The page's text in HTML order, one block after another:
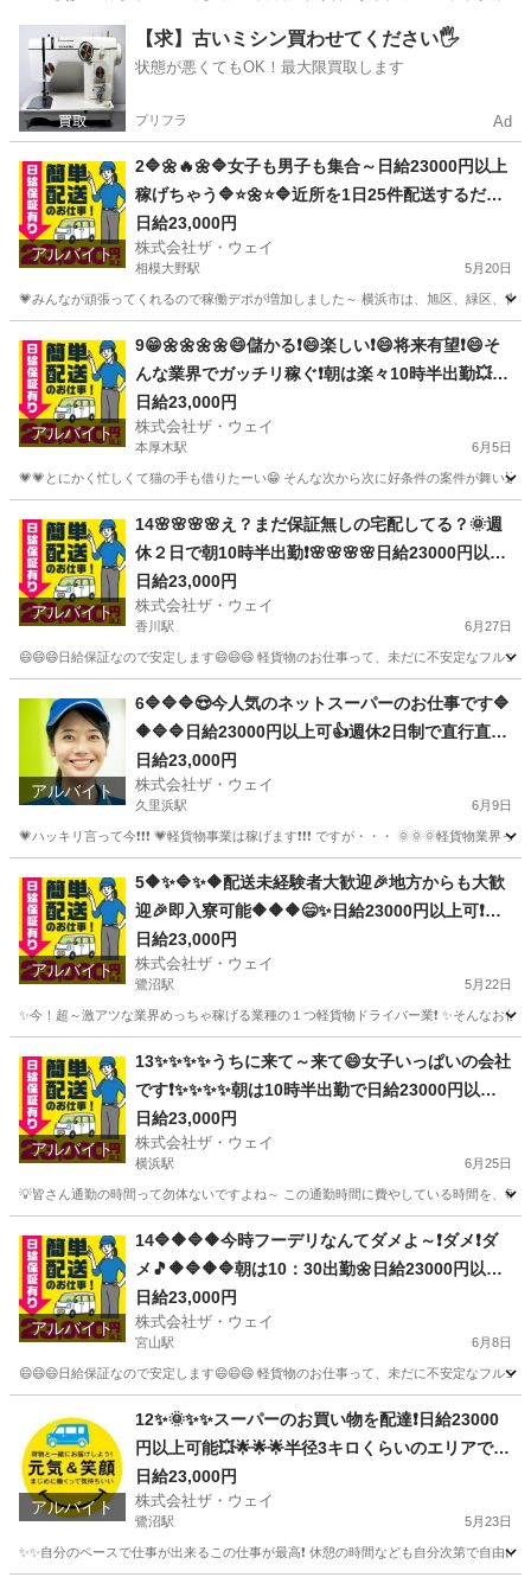
神奈川 平塚市 門沢橋駅 ドライバー ネットスーパー
【求】古いミシン買わせてください🖐️
状態が悪くてもOK！最大限買取します
プリフラ Ad
アルバイト
2🔷🌼🔥🌼🔷女子も男子も集合～日給23000円以上
稼げちゃう🔷⭐🌼⭐🔷近所を1日25件配送するだけ❗️
週休2日制のお仕事です😄
日給23,000円
株式会社ザ・ウェイ
相模大野駅 5月20日
💗みんなが頑張ってくれるので稼働デポが増加しました～ 横浜市は、旭区、緑区、
相模大野駅 ドライバー ネットスーパー
アルバイト
9😁🌼🌼🌼🌼😄儲かる❗️😄楽しい❗️😄将来有望❗️😄そ
んな業界でガッチリ稼ぐ❗️朝は楽々10時半出勤💥日
給23000円以上❗️事業拡大につき大量募集❗️❗️❗️
日給23,000円
株式会社ザ・ウェイ
本厚木駅 6月5日
💗💗とにかく忙しくて猫の手も借りたーい😁 そんな次から次に好条件の案件が舞い
本厚木駅 配送 ネットスーパー
アルバイト
14🌸🌸🌸🌸え？まだ保証無しの宅配してる？🌞週
休２日で朝10時半出勤❗️🌸🌸🌸🌸日給23000円以上
🌸安定収入で女子いっぱい🎉さぁ～集まれ～
日給23,000円
株式会社ザ・ウェイ
香川駅 6月27日
😄😄😄日給保証なので安定します😄😄😄 軽貨物のお仕事って、未だに不安定なフル
香川駅 ドライバー ギグワーク
アルバイト
6🔷🔷🔷😍今人気のネットスーパーのお仕事です🔷
🔶🔷🔷日給23000円以上可👍週休2日制で直行直帰
で楽々勤務🌼🌼🌼
日給23,000円
株式会社ザ・ウェイ
久里浜駅 6月9日
💗ハッキリ言って今❗️❗️❗️ 💗軽貨物事業は稼げます❗️❗️❗️ ですが・・・ 🌞🌞🌞軽貨物業
久里浜駅 配送 ネットスーパー
アルバイト
5🔶✨🔷✨🔶配送未経験者大歓迎🎉地方からも大歓
迎🎉即入寮可能🔶🔶🔶😄✨日給23000円以上可❗️安
定収入😄軽貨物ドライバー💥
日給23,000円
株式会社ザ・ウェイ
鷺沼駅 5月22日
✨今！超～激アツな業界めっちゃ稼げる業種の１つ軽貨物ドライバー業❗️ ✨そんなお
鷺沼駅 ドライバー ネットスーパー
アルバイト
13✨✨✨✨うちに来て～来て😄女子いっぱいの会社
です❗️✨✨✨✨朝は10時半出勤で日給23000円以上
も稼げます😄
日給23,000円
株式会社ザ・ウェイ
横浜駅 6月25日
💡皆さん通勤の時間って勿体ないですよね～ この通勤時間に費やしている時間を、
横浜駅 配送 ネットスーパー
アルバイト
14🔷🔶🔷🔶今時フーデリなんてダメよ～❗ダメ❗ダ
メ🎵🔶🔷🔶🔷朝は10：30出勤🌼日給23000円以上
を稼げる💯楽しく仕事したい人～大集合🎵軽貨物
ドライバー🌸🌸
日給23,000円
株式会社ザ・ウェイ
宮山駅 6月8日
😄😄😄日給保証なので安定します😄😄😄 軽貨物のお仕事って、未だに不安定なフル
宮山駅 ドライバー ギグワーク
アルバイト
12✨🌞✨✨スーパーのお買い物を配達❗️日給23000
円以上可能💥🌟🌟🌟半径3キロくらいのエリアで1
日25件前後配るだけ❗️💛
日給23,000円
株式会社ザ・ウェイ
鷺沼駅 5月23日
✨✨自分のペースで仕事が出来るこの仕事が最高❗️ 休憩の時間なども自分次第で自由